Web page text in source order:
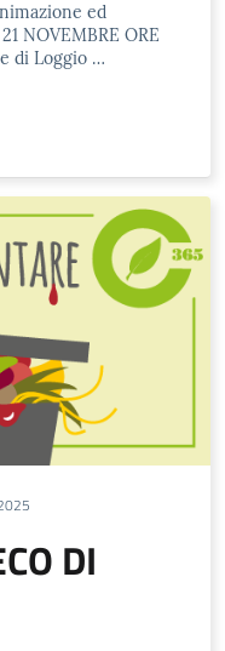
ed
NOVEMBRE ORE
di Loggio …
DI